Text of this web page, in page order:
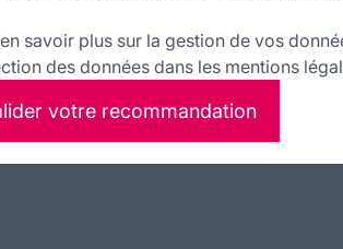
savoir plus sur la gestion de vos
des données dans les mentions
votre recommandation